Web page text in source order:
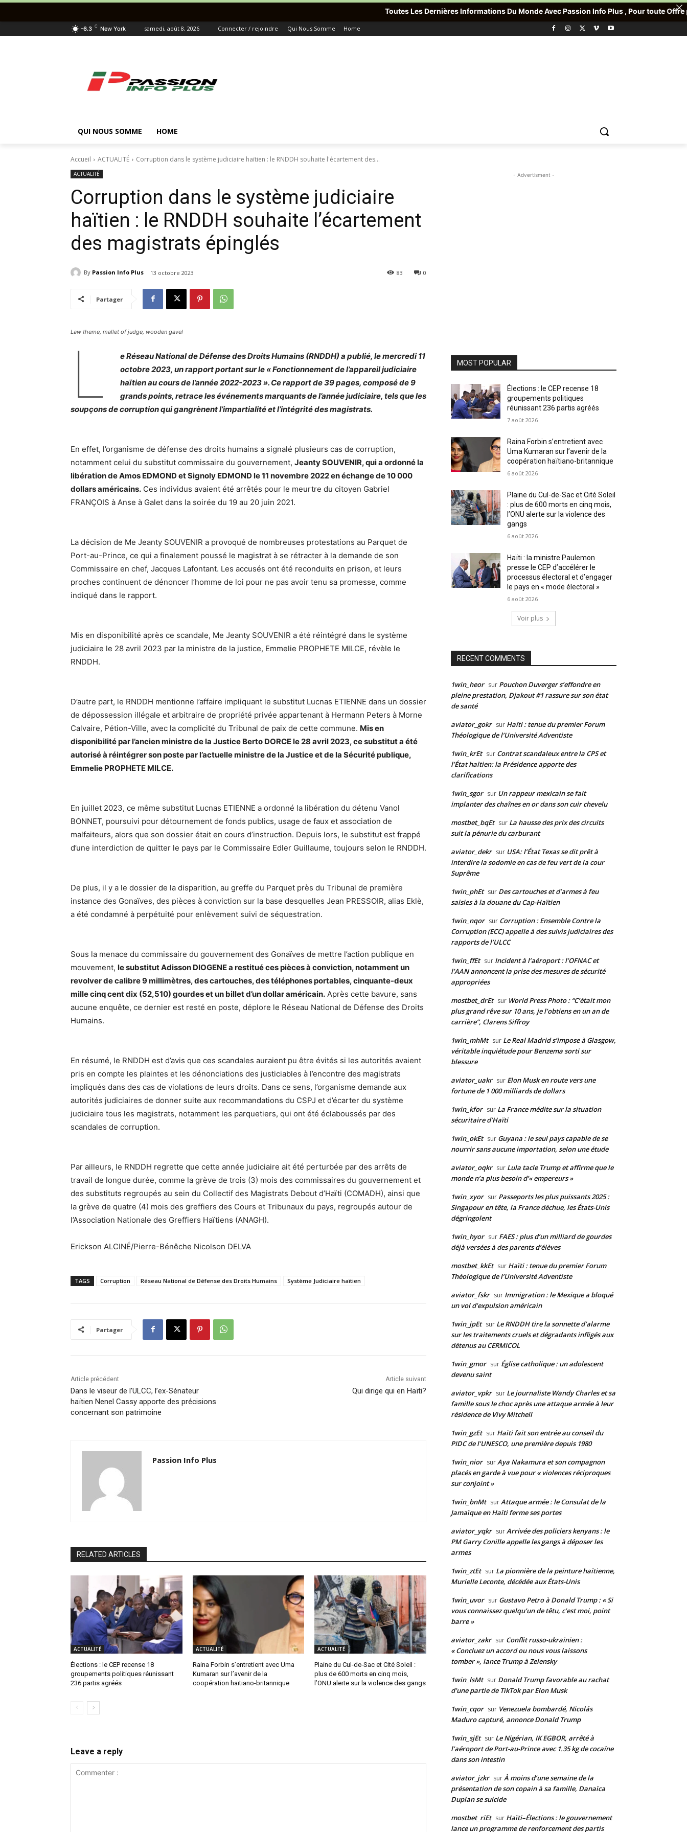
-6.3 C New York samedi, août 8, 2026 Connecter / rejoindre Qui Nous Somme Home
QUI NOUS SOMME HOME
Accueil ACTUALITÉ Corruption dans le système judiciaire haïtien : le RNDDH souhaite l'écartement des...
ACTUALITÉ
Corruption dans le système judiciaire
haïtien : le RNDDH souhaite l’écartement
des magistrats épinglés
By Passion Info Plus 13 octobre 2023 0
83
Partager
Law theme, mallet of judge, wooden gavel
L
e Réseau National de Défense des Droits Humains (RNDDH) a publié, le mercredi 11
octobre 2023, un rapport portant sur le « Fonctionnement de l’appareil judiciaire
haïtien au cours de l’année 2022-2023 ». Ce rapport de 39 pages, composé de 9
grands points, retrace les événements marquants de l’année judiciaire, tels que les
soupçons de corruption qui gangrènent l’impartialité et l’intégrité des magistrats.
En effet, l’organisme de défense des droits humains a signalé plusieurs cas de corruption,
notamment celui du substitut commissaire du gouvernement, Jeanty SOUVENIR, qui a ordonné la
libération de Amos EDMOND et Signoly EDMOND le 11 novembre 2022 en échange de 10 000
dollars américains. Ces individus avaient été arrêtés pour le meurtre du citoyen Gabriel
FRANÇOIS à Anse à Galet dans la soirée du 19 au 20 juin 2021.
La décision de Me Jeanty SOUVENIR a provoqué de nombreuses protestations au Parquet de
Port-au-Prince, ce qui a finalement poussé le magistrat à se rétracter à la demande de son
Commissaire en chef, Jacques Lafontant. Les accusés ont été reconduits en prison, et leurs
proches continuent de dénoncer l’homme de loi pour ne pas avoir tenu sa promesse, comme
indiqué dans le rapport.
Mis en disponibilité après ce scandale, Me Jeanty SOUVENIR a été réintégré dans le système
judiciaire le 28 avril 2023 par la ministre de la justice, Emmelie PROPHETE MILCE, révèle le
RNDDH.
D’autre part, le RNDDH mentionne l’affaire impliquant le substitut Lucnas ETIENNE dans un dossier
de dépossession illégale et arbitraire de propriété privée appartenant à Hermann Peters à Morne
Calvaire, Pétion-Ville, avec la complicité du Tribunal de paix de cette commune. Mis en
disponibilité par l’ancien ministre de la Justice Berto DORCE le 28 avril 2023, ce substitut a été
autorisé à réintégrer son poste par l’actuelle ministre de la Justice et de la Sécurité publique,
Emmelie PROPHETE MILCE.
En juillet 2023, ce même substitut Lucnas ETIENNE a ordonné la libération du détenu Vanol
BONNET, poursuivi pour détournement de fonds publics, usage de faux et association de
malfaiteurs, alors que son dossier était en cours d’instruction. Depuis lors, le substitut est frappé
d’une interdiction de quitter le pays par le Commissaire Edler Guillaume, toujours selon le RNDDH.
De plus, il y a le dossier de la disparition, au greffe du Parquet près du Tribunal de première
instance des Gonaïves, des pièces à conviction sur la base desquelles Jean PRESSOIR, alias Eklè,
a été condamné à perpétuité pour enlèvement suivi de séquestration.
Sous la menace du commissaire du gouvernement des Gonaïves de mettre l’action publique en
mouvement, le substitut Adisson DIOGENE a restitué ces pièces à conviction, notamment un
revolver de calibre 9 millimètres, des cartouches, des téléphones portables, cinquante-deux
mille cinq cent dix (52,510) gourdes et un billet d’un dollar américain. Après cette bavure, sans
aucune enquête, ce dernier est resté en poste, déplore le Réseau National de Défense des Droits
Humains.
En résumé, le RNDDH est d’avis que ces scandales auraient pu être évités si les autorités avaient
pris en compte les plaintes et les dénonciations des justiciables à l’encontre des magistrats
impliqués dans des cas de violations de leurs droits. Dans ce sens, l’organisme demande aux
autorités judiciaires de donner suite aux recommandations du CSPJ et d’écarter du système
judiciaire tous les magistrats, notamment les parquetiers, qui ont été éclaboussés par des
scandales de corruption.
Par ailleurs, le RNDDH regrette que cette année judiciaire ait été perturbée par des arrêts de
travail de longue durée, comme la grève de trois (3) mois des commissaires du gouvernement et
des substituts regroupés au sein du Collectif des Magistrats Debout d’Haïti (COMADH), ainsi que
la grève de quatre (4) mois des greffiers des Cours et Tribunaux du pays, regroupés autour de
l’Association Nationale des Greffiers Haïtiens (ANAGH).
Erickson ALCINÉ/Pierre-Bénêche Nicolson DELVA
TAGS Corruption Réseau National de Défense des Droits Humains Système Judiciaire haïtien
Partager
Article précédent
Dans le viseur de l’ULCC, l’ex-Sénateur
haïtien Nenel Cassy apporte des précisions
concernant son patrimoine
Article suivant
Qui dirige qui en Haïti?
Passion Info Plus
RELATED ARTICLES
ACTUALITÉ
Élections : le CEP recense 18
groupements politiques réunissant
236 partis agréés
ACTUALITÉ
Raina Forbin s’entretient avec Uma
Kumaran sur l’avenir de la
coopération haïtiano-britannique
ACTUALITÉ
Plaine du Cul-de-Sac et Cité Soleil :
plus de 600 morts en cinq mois,
l’ONU alerte sur la violence des gangs
Leave a reply
- Advertisment -
MOST POPULAR
Élections : le CEP recense 18
groupements politiques
réunissant 236 partis agréés
7 août 2026
Raina Forbin s’entretient avec
Uma Kumaran sur l’avenir de la
coopération haïtiano-britannique
6 août 2026
Plaine du Cul-de-Sac et Cité Soleil
: plus de 600 morts en cinq mois,
l’ONU alerte sur la violence des
gangs
6 août 2026
Haïti : la ministre Paulemon
presse le CEP d’accélérer le
processus électoral et d’engager
le pays en « mode électoral »
6 août 2026
Voir plus
RECENT COMMENTS
1win_heor sur Pouchon Duverger s’effondre en
pleine prestation, Djakout #1 rassure sur son état
de santé
aviator_gokr sur Haïti : tenue du premier Forum
Théologique de l’Université Adventiste
1win_krEt sur Contrat scandaleux entre la CPS et
l’État haïtien: la Présidence apporte des
clarifications
1win_sgor sur Un rappeur mexicain se fait
implanter des chaînes en or dans son cuir chevelu
mostbet_bqEt sur La hausse des prix des circuits
suit la pénurie du carburant
aviator_dekr sur USA: l’État Texas se dit prêt à
interdire la sodomie en cas de feu vert de la cour
Suprême
1win_phEt sur Des cartouches et d’armes à feu
saisies à la douane du Cap-Haïtien
1win_nqor sur Corruption : Ensemble Contre la
Corruption (ECC) appelle à des suivis judiciaires des
rapports de l’ULCC
1win_ffEt sur Incident à l’aéroport : l’OFNAC et
l’AAN annoncent la prise des mesures de sécurité
appropriées
mostbet_drEt sur World Press Photo : “C’était mon
plus grand rêve sur 10 ans, je l’obtiens en un an de
carrière”, Clarens Siffroy
1win_mhMt sur Le Real Madrid s’impose à Glasgow,
véritable inquiétude pour Benzema sorti sur
blessure
aviator_uakr sur Elon Musk en route vers une
fortune de 1 000 milliards de dollars
1win_kfor sur La France médite sur la situation
sécuritaire d’Haïti
1win_okEt sur Guyana : le seul pays capable de se
nourrir sans aucune importation, selon une étude
aviator_oqkr sur Lula tacle Trump et affirme que le
monde n’a plus besoin d’« empereurs »
1win_xyor sur Passeports les plus puissants 2025 :
Singapour en tête, la France déchue, les États-Unis
dégringolent
1win_hyor sur FAES : plus d’un milliard de gourdes
déjà versées à des parents d’élèves
mostbet_kkEt sur Haïti : tenue du premier Forum
Théologique de l’Université Adventiste
aviator_fskr sur Immigration : le Mexique a bloqué
un vol d’expulsion américain
1win_jpEt sur Le RNDDH tire la sonnette d’alarme
sur les traitements cruels et dégradants infligés aux
détenus au CERMICOL
1win_gmor sur Église catholique : un adolescent
devenu saint
aviator_vpkr sur Le journaliste Wandy Charles et sa
famille sous le choc après une attaque armée à leur
résidence de Vivy Mitchell
1win_gzEt sur Haïti fait son entrée au conseil du
PIDC de l’UNESCO, une première depuis 1980
1win_nior surAya Nakamura et son compagnon
placés en garde à vue pour « violences réciproques
sur conjoint »
1win_bnMt surAttaque armée : le Consulat de la
Jamaïque en Haïti ferme ses portes
aviator_yqkr surArrivée des policiers kenyans : le
PM Garry Conille appelle les gangs à déposer les
armes
1win_ztEt sur La pionnière de la peinture haïtienne,
Murielle Leconte, décédée aux États-Unis
1win_uvor sur Gustavo Petro à Donald Trump : « Si
vous connaissez quelqu’un de têtu, c’est moi, point
barre »
aviator_zakr sur Conflit russo-ukrainien :
« Concluez un accord ou nous vous laissons
tomber », lance Trump à Zelensky
1win_lsMt sur Donald Trump favorable au rachat
d’une partie de TikTok par Elon Musk
1win_cqor sur Venezuela bombardé, Nicolás
Maduro capturé, annonce Donald Trump
1win_sjEt sur Le Nigérian, IK EGBOR, arrêté à
l’aéroport de Port-au-Prince avec 1.35 kg de cocaïne
dans son intestin
aviator_jzkr surÀ moins d’une semaine de la
présentation de son copain à sa famille, Danaïca
Duplan se suicide
mostbet_riEt sur Haïti–Élections : le gouvernement
lance un programme de renforcement des partis
Toutes Les Dernières Informations Du Monde Avec Passion Info Plus , Pour toute Offre